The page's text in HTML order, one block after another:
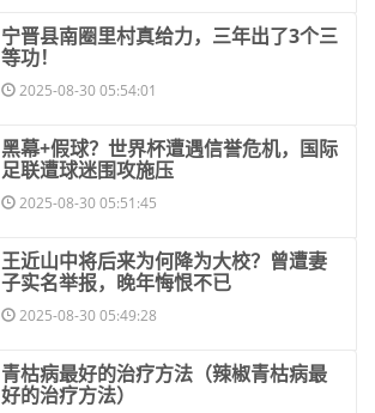
​宁晋县南圈里村真给力，三年出了3个三
等功！
2025-08-30 05:54:01
​黑幕+假球？世界杯遭遇信誉危机，国际
足联遭球迷围攻施压
2025-08-30 05:51:45
​王近山中将后来为何降为大校？曾遭妻
子实名举报，晚年悔恨不已
2025-08-30 05:49:28
​青枯病最好的治疗方法（辣椒青枯病最
好的治疗方法）